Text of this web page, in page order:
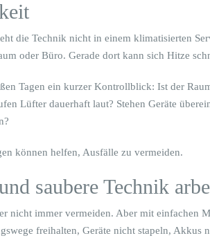
die Technik nicht in einem klimatisierten
oder Büro. Gerade dort kann sich Hitze
Tagen ein kurzer Kontrollblick: Ist der
Lüfter dauerhaft laut? Stehen Geräte
können helfen, Ausfälle zu vermeiden.
saubere Technik
nicht immer vermeiden. Aber mit einfachen
freihalten, Geräte nicht stapeln, Akkus